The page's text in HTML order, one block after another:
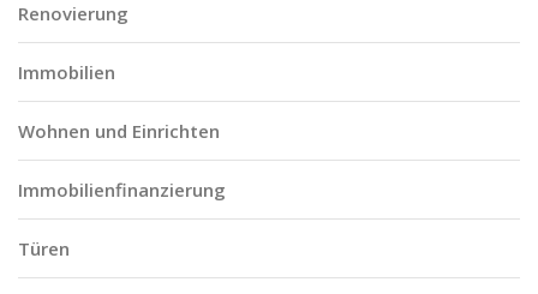
Renovierung
Immobilien
Wohnen und Einrichten
Immobilienfinanzierung
Türen